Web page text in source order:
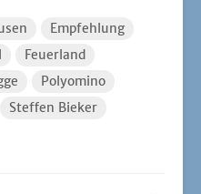
Empfehlung
Feuerland
Polyomino
Steffen Bieker